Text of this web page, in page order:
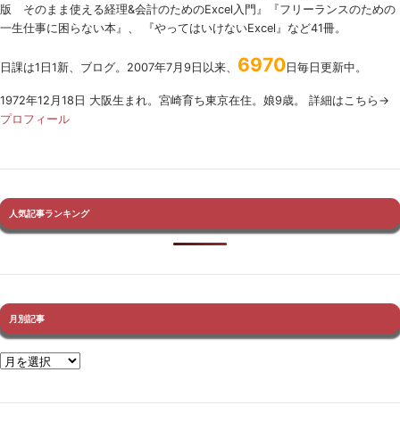
版 そのまま使える経理&会計のためのExcel入門』『フリーランスのための
一生仕事に困らない本』、 『やってはいけないExcel』など41冊。
日課は1日1新、ブログ。2007年7月9日以来、 6970日毎日更新中。
1972年12月18日 大阪生まれ。宮崎育ち東京在住。娘9歳。 詳細はこちら→
プロフィール
人気記事ランキング
月別記事